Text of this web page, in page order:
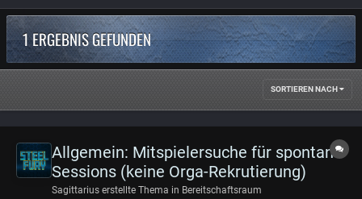
1 ERGEBNIS GEFUNDEN
SORTIEREN NACH
Allgemein: Mitspielersuche für spontane
Sessions (keine Orga-Rekrutierung)
Sagittarius erstellte Thema in Bereitschaftsraum